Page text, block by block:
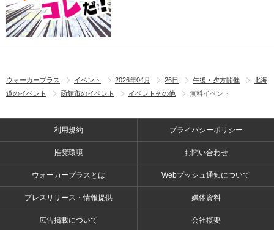
ウォーカープラス イベント 2026年04月 26日 午後・夕方開催
北海
道のイベント
函館市のイベント イベントその他 無料イベント
利用規約 プライバシーポリシー
推奨環境 お問い合わせ
ウォーカープラスとは Webプッシュ通知について
プレスリリース・情報提供 媒体資料
広告掲載について 会社概要